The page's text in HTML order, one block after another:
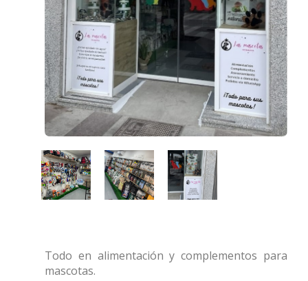
Todo en alimentación y complementos para
mascotas.